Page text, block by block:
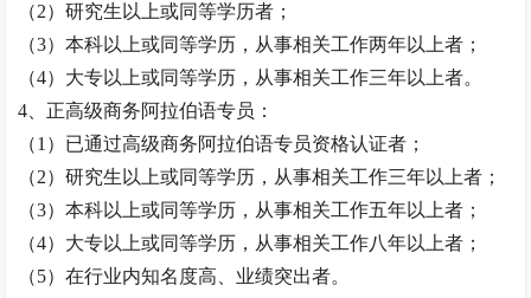
（2）研究生以上或同等学历者；
（3）本科以上或同等学历，从事相关工作两年以上者；
（4）大专以上或同等学历，从事相关工作三年以上者。
4、正高级商务阿拉伯语专员 ：
（1）已通过高级商务阿拉伯语专员资格认证者；
（2）研究生以上或同等学历，从事相关工作三年以上者；
（3）本科以上或同等学历，从事相关工作五年以上者；
（4）大专以上或同等学历，从事相关工作八年以上者 ；
（5）在行业内知名度高、业绩突出者。